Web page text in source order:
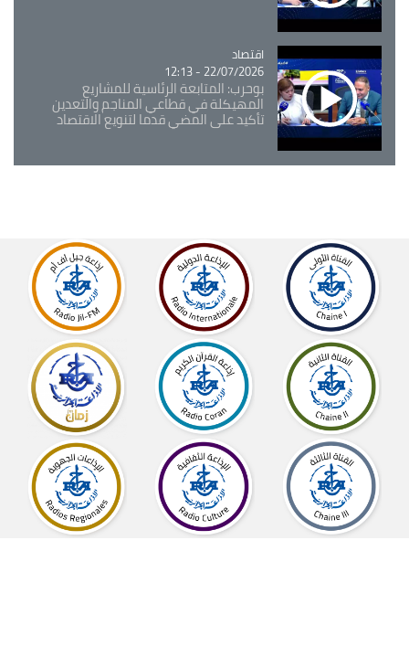
Catégorie
اقتصاد
22/07/2026 - 12:13
بوحرب: المتابعة الرئاسية للمشاريع
المهيكلة في قطاعي المناجم والتعدين
تأكيد على المضي قدما لتنويع الاقتصاد